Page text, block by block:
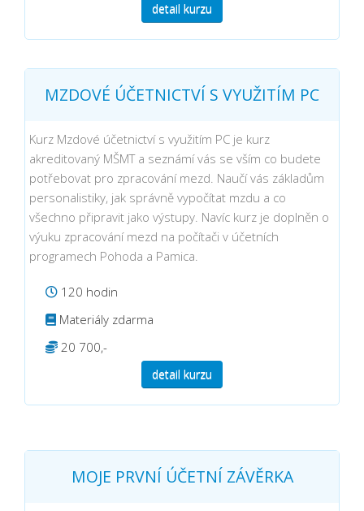
detail kurzu
MZDOVÉ ÚČETNICTVÍ S VYUŽITÍM PC
Kurz Mzdové účetnictví s využitím PC je kurz
akreditovaný MŠMT a seznámí vás se vším co budete
potřebovat pro zpracování mezd. Naučí vás základům
personalistiky, jak správně vypočítat mzdu a co
všechno připravit jako výstupy. Navíc kurz je doplněn o
výuku zpracování mezd na počítači v účetních
programech Pohoda a Pamica.
120 hodin
Materiály zdarma
20 700,-
detail kurzu
MOJE PRVNÍ ÚČETNÍ ZÁVĚRKA